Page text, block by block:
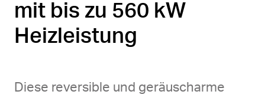
mit bis zu 560 kW
Heizleistung
Diese reversible und geräuscharme